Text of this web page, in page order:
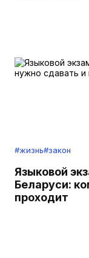
#жизнь#закон
Языковой
Беларуси:
проходит